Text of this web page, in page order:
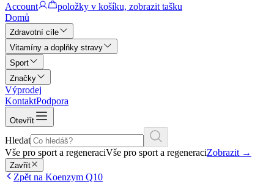
Account
položky v košíku, zobrazit tašku
Domů
Zdravotní cíle
Vitamíny a doplňky stravy
Sport
Značky
Výprodej
KontaktPodpora
Otevřít
Hledat
Vše pro sport a regeneraciVše pro sport a regeneraciZobrazit →
Zavřít
Zpět na Koenzym Q10